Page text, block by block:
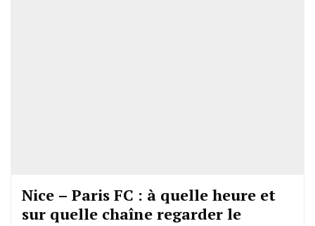
Nice – Paris FC : à quelle heure et
sur quelle chaîne regarder le